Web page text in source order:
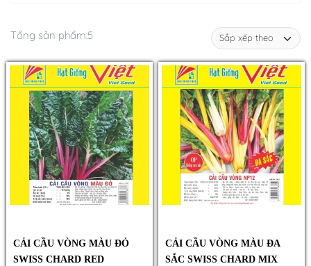
Tổng sản phẩm:5
CẢI CẦU VÒNG MÀU ĐỎ
SWISS CHARD RED
CẢI CẦU VÒNG MÀU ĐA
SẮC SWISS CHARD MIX